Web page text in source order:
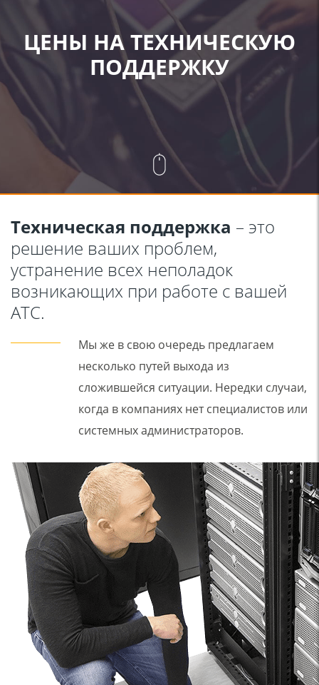
ЦЕНЫ НА ТЕХНИЧЕСКУЮ
ПОДДЕРЖКУ
Техническая поддержка – это
решение ваших проблем,
устранение всех неполадок
возникающих при работе с вашей
АТС.
Мы же в свою очередь предлагаем
несколько путей выхода из
сложившейся ситуации. Нередки случаи,
когда в компаниях нет специалистов или
системных администраторов.